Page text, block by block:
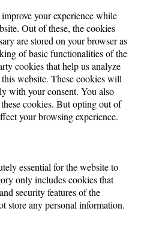
your experience while
Out of these, the cookies
are stored on your browser as
of basic functionalities of the
cookies that help us analyze
website. These cookies will
with your consent. You also
cookies. But opting out of
your browsing experience.
essential for the website to
only includes cookies that
security features of the
store any personal information.